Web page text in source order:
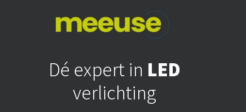
Dé expert in LED
verlichting